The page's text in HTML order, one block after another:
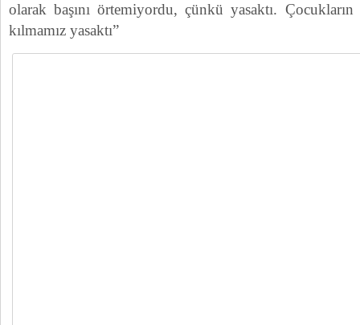
olarak başını örtemiyordu, çünkü yasaktı.
kılmamız yasaktı”